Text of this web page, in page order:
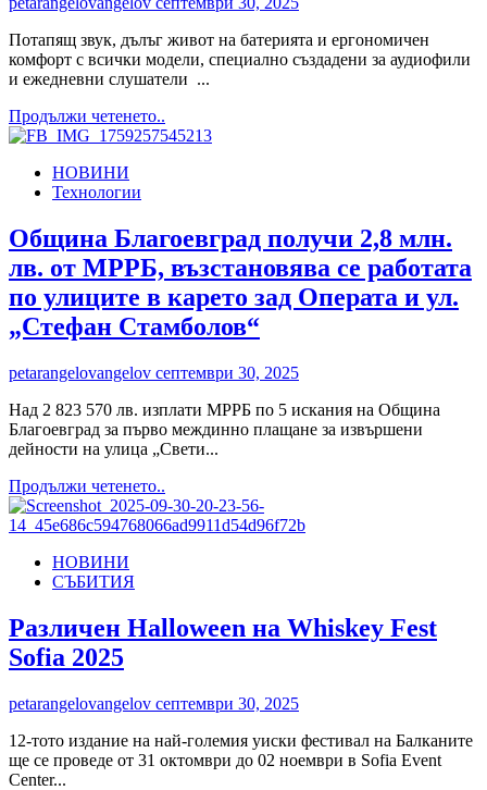
свят
осъзнати
лидери
Потапящ звук, дълъг живот на батерията и ергономичен
комфорт с всички модели, специално създадени за аудиофили
и ежедневни слушатели ...
Продължи четенето..
more
BUDS
СЕРИЯТА
С
BUDS
PLUS
И
LITE
ЗА
ВСЕКИ
ЛАЙВСТАЙЛ
НОВИНИ
Технологии
Община Благоевград получи 2,8 млн.
лв. от МРРБ, възстановява се работата
по улиците в карето зад Операта и ул.
„Стефан Стамболов“
petarangelovangelov септември 30, 2025
Над 2 823 570 лв. изплати МРРБ по 5 искания на Община
Благоевград за първо междинно плащане за извършени
дейности на улица „Свети...
Продължи четенето..
more
about
млн.
лв.
възстановява
работата
по
НОВИНИ
СЪБИТИЯ
Различен Halloween на Whiskey Fest
Sofia 2025
petarangelovangelov септември 30, 2025
12-тото издание на най-големия уиски фестивал на Балканите
ще се проведе от 31 октомври до 02 ноември в Sofia Event
Center...